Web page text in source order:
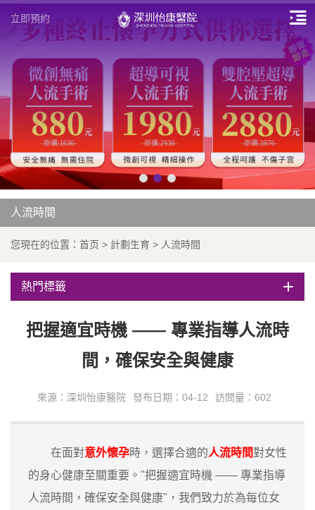
立即預約
人流時間
您現在的位置： 首页 > 計劃生育 > 人流時間
熱門標籤
把握適宜時機 —— 專業指導人流時
間，確保安全與健康
來源：深圳怡康醫院 發布日期：04-12 訪問量：602
在面對意外懷孕時，選擇合適的人流時間對女性
的身心健康至關重要。"把握適宜時機 —— 專業指導
人流時間，確保安全與健康"，我們致力於為每位女